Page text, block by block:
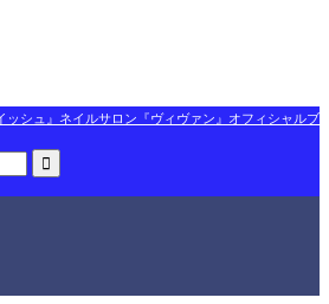
ッシュ』ネイルサロン『ヴィヴァン』オフィシャルブ